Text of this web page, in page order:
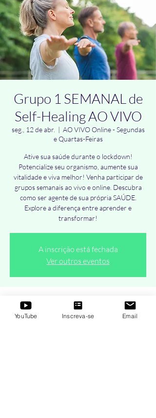
Grupo 1 SEMANAL de
Self-Healing AO VIVO
seg., 12 de abr.
  |
AO VIVO Online - Segundas
e Quartas-Feiras
Ative sua saúde durante o lockdown!
Potencialize seu organismo, aumente sua
vitalidade e viva melhor! Venha participar de
grupos semanais ao vivo e online. Descubra
como ser agente de sua própria SAÚDE.
Explore a diferença entre aprender e
transformar!
A inscrição está fechada
Ver outros eventos
Horário e local
12 de abr. de 2021, 13:20 – 14:20 BRT
YouTube Inscreva-se Email